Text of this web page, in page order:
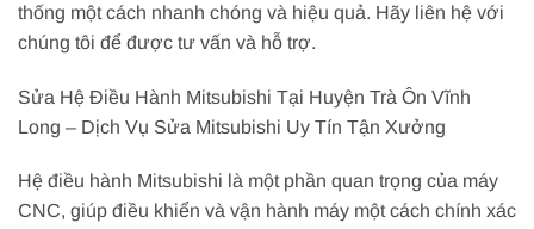
thống một cách nhanh chóng và hiệu quả. Hãy liên hệ với
chúng tôi để được tư vấn và hỗ trợ.
Sửa Hệ Điều Hành Mitsubishi Tại Huyện Trà Ôn Vĩnh
Long – Dịch Vụ Sửa Mitsubishi Uy Tín Tận Xưởng
Hệ điều hành Mitsubishi là một phần quan trọng của máy
CNC, giúp điều khiển và vận hành máy một cách chính xác